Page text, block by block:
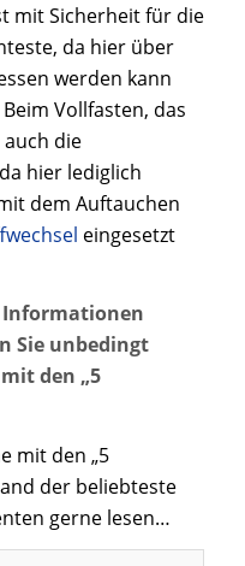
mit Sicherheit für die
da hier über
werden kann
Vollfasten, das
die
hier lediglich
dem Auftauchen
eingesetzt
Informationen
Sie unbedingt
den „5
mit den „5
der beliebteste
gerne lesen…